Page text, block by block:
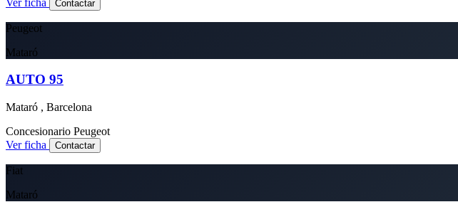
Contactar
Peugeot
Mataró
AUTO 95
Mataró , Barcelona
Concesionario Peugeot
Ver ficha
Contactar
Fiat
Mataró